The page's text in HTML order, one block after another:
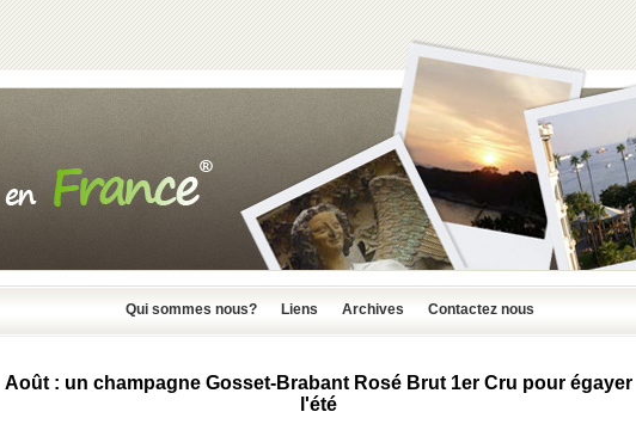
Qui sommes nous? Liens Archives Contactez nous
Août : un champagne Gosset-Brabant Rosé Brut 1er Cru pour égayer
l'été